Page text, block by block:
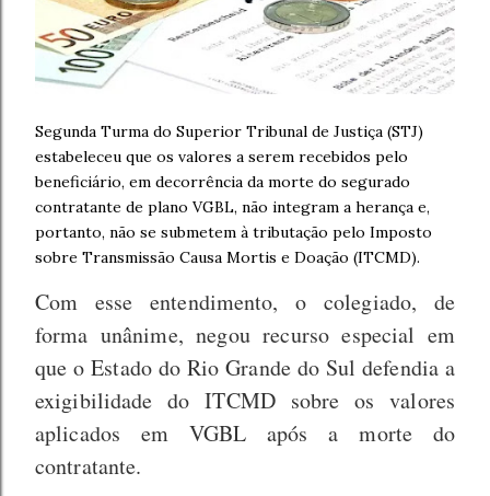
Segunda Turma do Superior Tribunal de Justiça (STJ)
estabeleceu que os valores a serem recebidos pelo
beneficiário, em decorrência da morte do segurado
contratante de plano VGBL, não integram a herança e,
portanto, não se submetem à tributação pelo Imposto
sobre Transmissão Causa Mortis e Doação (ITCMD).
Com esse entendimento, o colegiado, de
forma unânime, negou recurso especial em
que o Estado do Rio Grande do Sul defendia a
exigibilidade do ITCMD sobre os valores
aplicados em VGBL após a morte do
contratante.